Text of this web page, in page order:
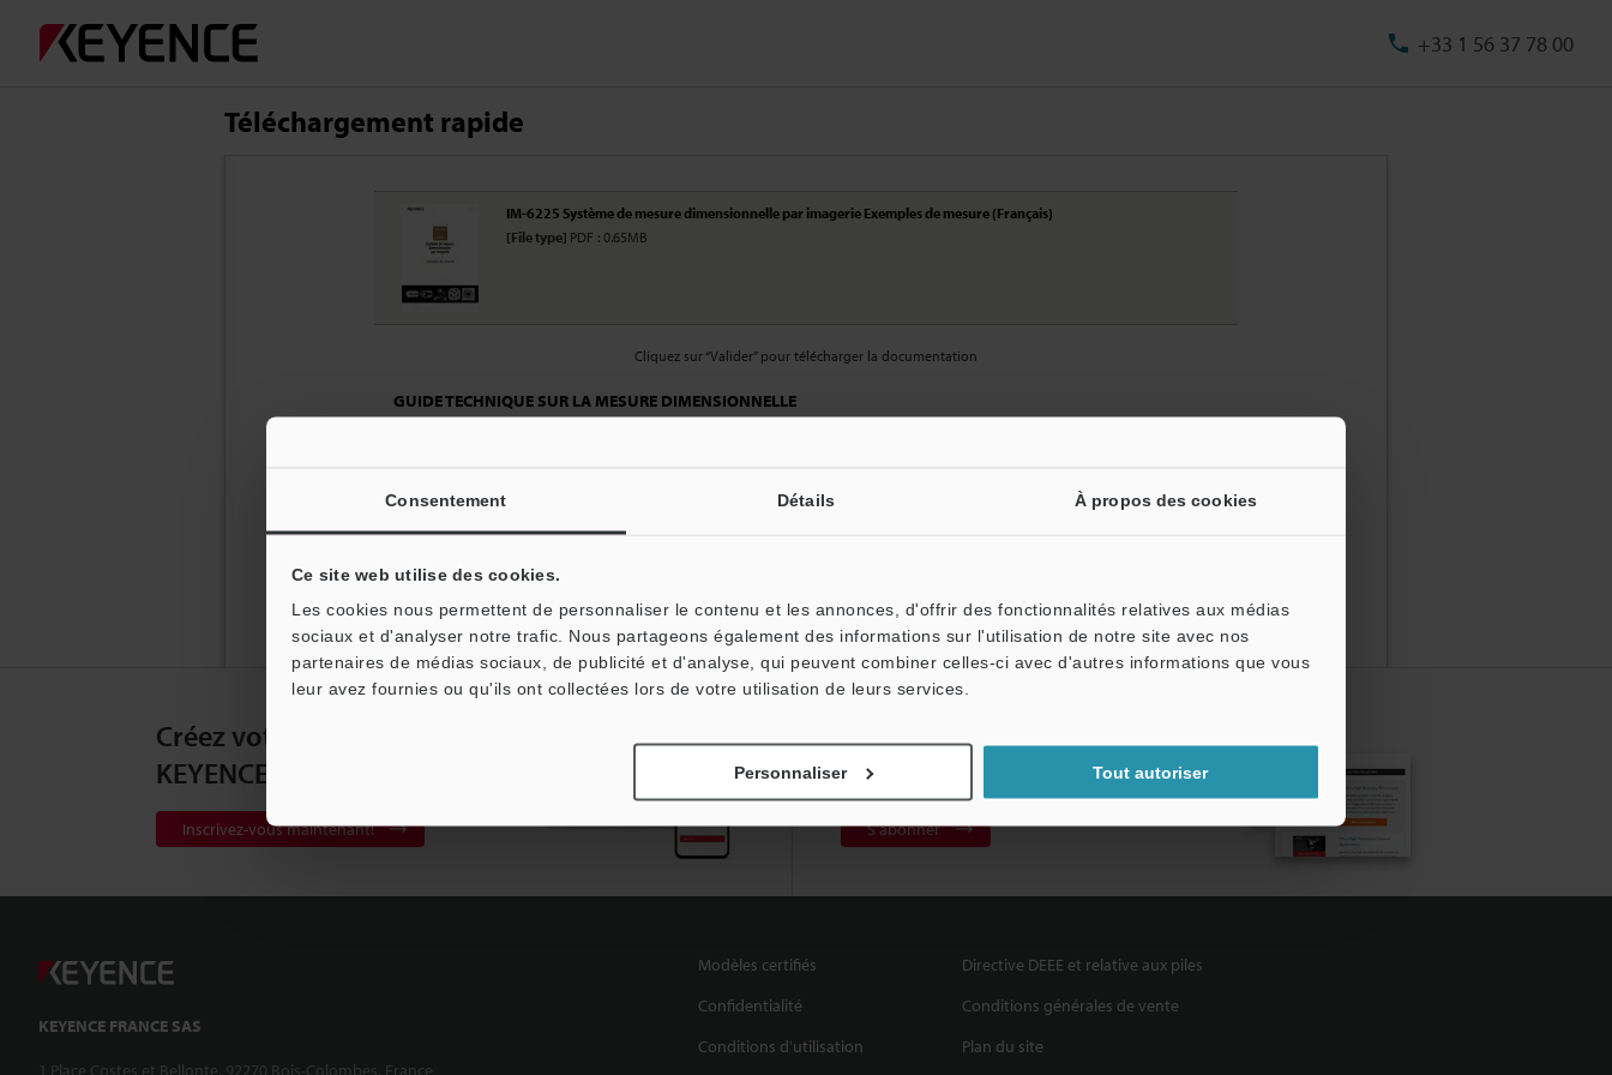
Consentement Détails À propos des cookies
Ce site web utilise des cookies.
Les cookies nous permettent de personnaliser le contenu et les annonces, d'offrir des fonctionnalités relatives aux médias
sociaux et d'analyser notre trafic. Nous partageons également des informations sur l'utilisation de notre site avec nos
partenaires de médias sociaux, de publicité et d'analyse, qui peuvent combiner celles-ci avec d'autres informations que vous
leur avez fournies ou qu'ils ont collectées lors de votre utilisation de leurs services.
Personnaliser Tout autoriser
+33 1 56 37 78 00
Téléchargement rapide
IM-6225 Système de mesure dimensionnelle par imagerie Exemples de mesure (Français)
[File type] PDF : 0.65MB
Cliquez sur “Valider” pour télécharger la documentation
GUIDE TECHNIQUE SUR LA MESURE DIMENSIONNELLE
Créez votre compte
KEYENCE
Inscrivez-vous maintenant!
Abonnement à la lettre
d'information
S'abonner
KEYENCE FRANCE SAS
1 Place Costes et Bellonte, 92270 Bois-Colombes, France
Modèles certifiés
Directive DEEE et relative aux piles
Confidentialité
Conditions générales de vente
Conditions d'utilisation
Plan du site